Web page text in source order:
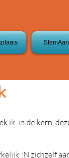
ik, in de kern,
IN zichzelf